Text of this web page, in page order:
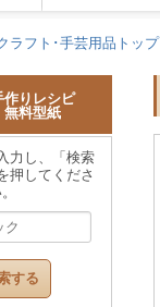
ラフト･手芸用品トップ
作りレシピ
無料型紙
力し、「検索
押してくださ
する